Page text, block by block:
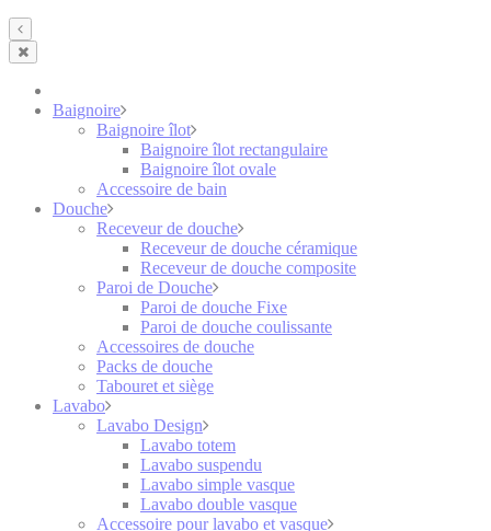
Baignoire
Baignoire îlot
Baignoire îlot rectangulaire
Baignoire îlot ovale
Accessoire de bain
Douche
Receveur de douche
Receveur de douche céramique
Receveur de douche composite
Paroi de Douche
Paroi de douche Fixe
Paroi de douche coulissante
Accessoires de douche
Packs de douche
Tabouret et siège
Lavabo
Lavabo Design
Lavabo totem
Lavabo suspendu
Lavabo simple vasque
Lavabo double vasque
Accessoire pour lavabo et vasque